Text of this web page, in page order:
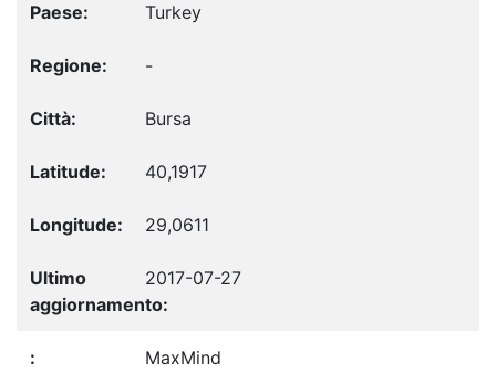
Turkey
-
Bursa
40,1917
29,0611
2017-07-27
MaxMind